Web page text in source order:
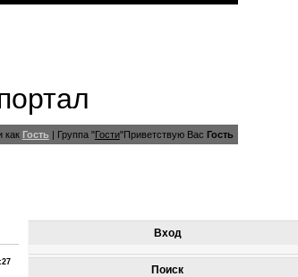
как Гость | Группа"Гости"Приветствую Вас Гость
Вход
Поиск